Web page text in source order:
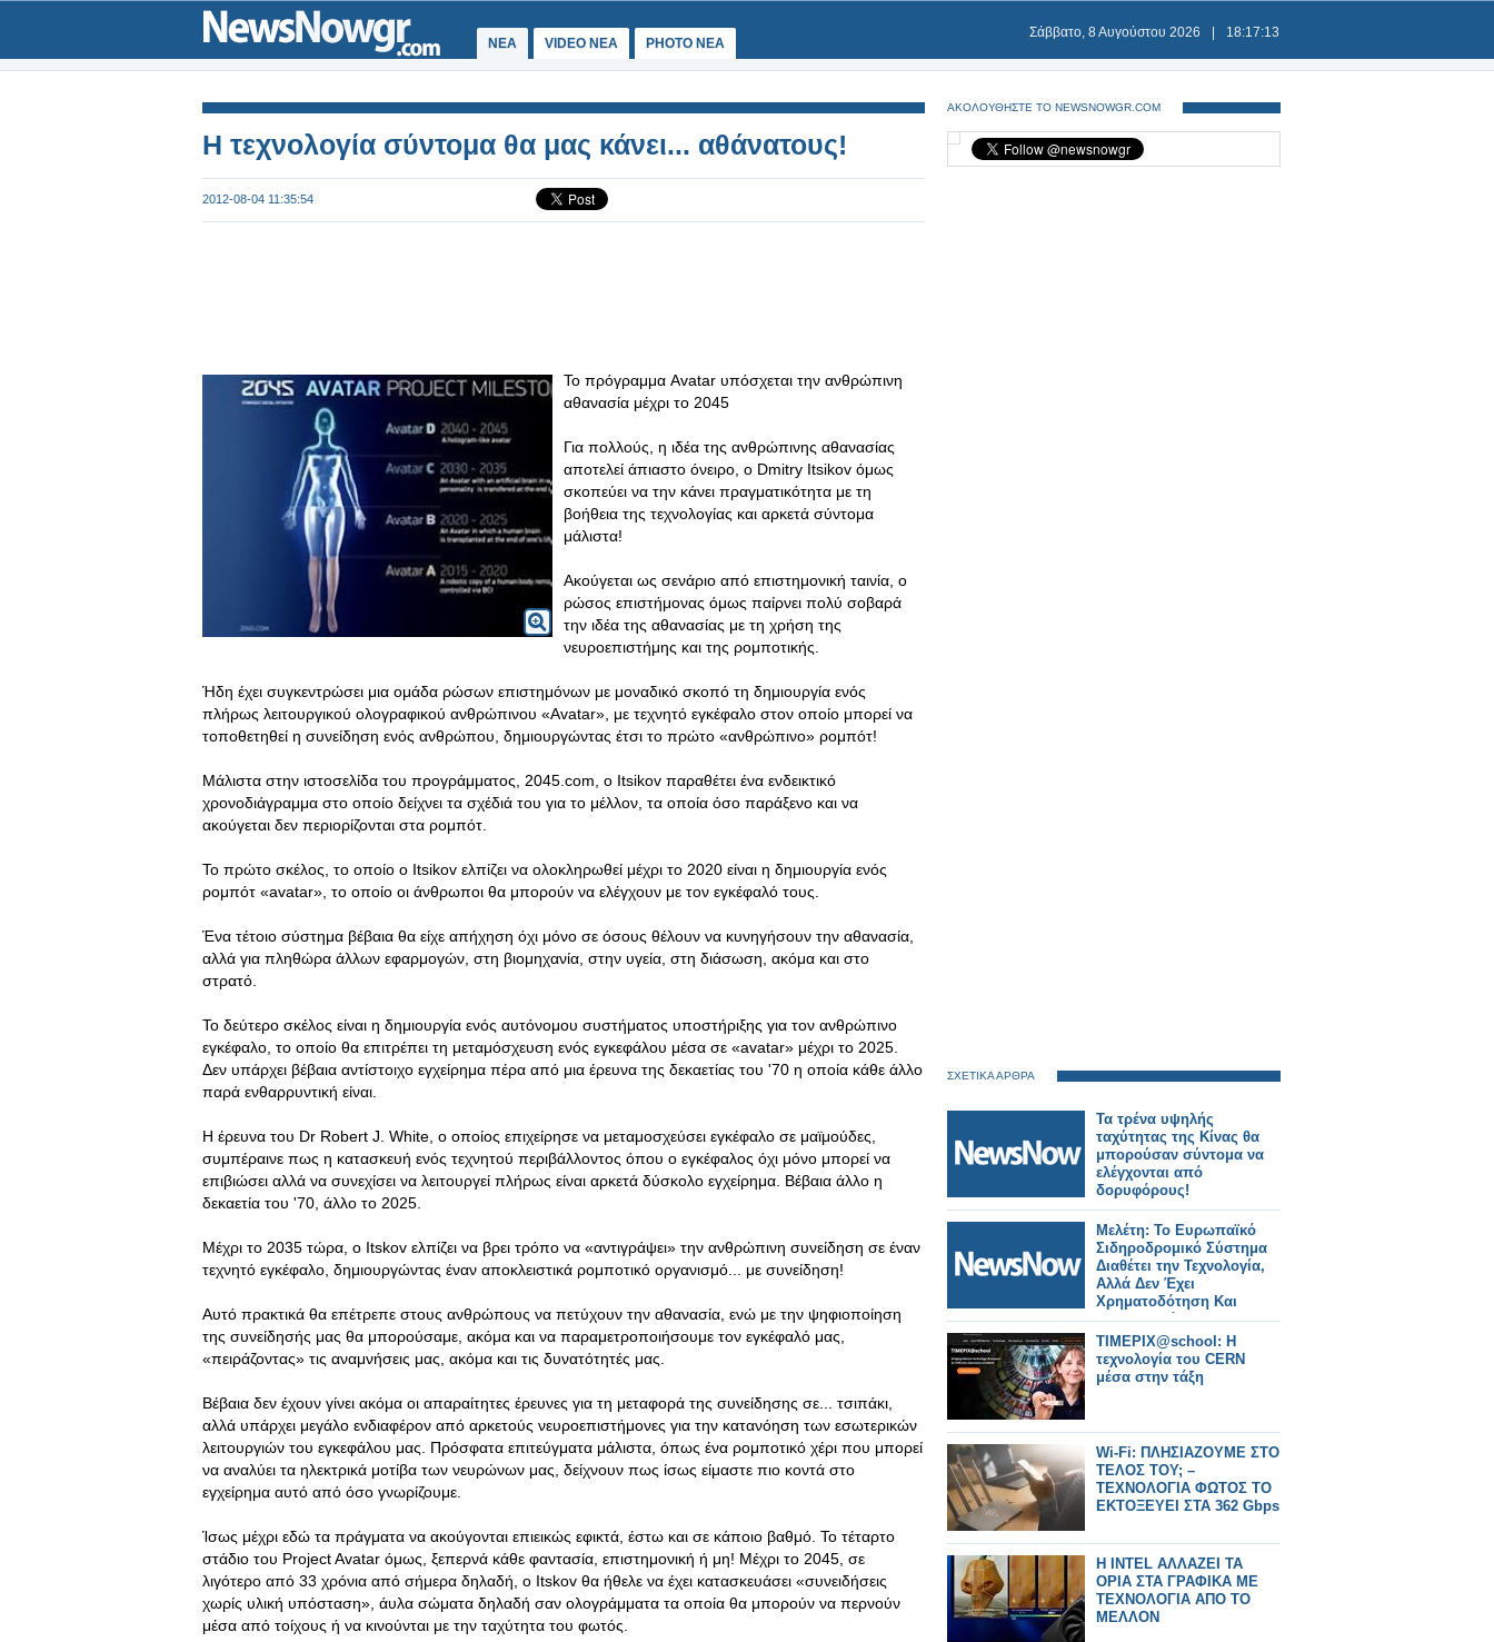
ΝΕΑ VIDEO NEA PHOTO NEA
Σάββατο, 8 Αυγούστου 2026 18:17:14
Η τεχνολογία σύντομα θα μας κάνει... αθάνατους!
2012-08-04 11:35:54
Το πρόγραμμα Avatar υπόσχεται την ανθρώπινη
αθανασία μέχρι το 2045
Για πολλούς, η ιδέα της ανθρώπινης αθανασίας
αποτελεί άπιαστο όνειρο, ο Dmitry Itsikov όμως
σκοπεύει να την κάνει πραγματικότητα με τη
βοήθεια της τεχνολογίας και αρκετά σύντομα
μάλιστα!
Ακούγεται ως σενάριο από επιστημονική ταινία, ο
ρώσος επιστήμονας όμως παίρνει πολύ σοβαρά
την ιδέα της αθανασίας με τη χρήση της
νευροεπιστήμης και της ρομποτικής.
Ήδη έχει συγκεντρώσει μια ομάδα ρώσων επιστημόνων με μοναδικό σκοπό τη δημιουργία ενός
πλήρως λειτουργικού ολογραφικού ανθρώπινου «Avatar», με τεχνητό εγκέφαλο στον οποίο μπορεί να
τοποθετηθεί η συνείδηση ενός ανθρώπου, δημιουργώντας έτσι το πρώτο «ανθρώπινο» ρομπότ!
Μάλιστα στην ιστοσελίδα του προγράμματος, 2045.com, ο Itsikov παραθέτει ένα ενδεικτικό
χρονοδιάγραμμα στο οποίο δείχνει τα σχέδιά του για το μέλλον, τα οποία όσο παράξενο και να
ακούγεται δεν περιορίζονται στα ρομπότ.
Το πρώτο σκέλος, το οποίο ο Itsikov ελπίζει να ολοκληρωθεί μέχρι το 2020 είναι η δημιουργία ενός
ρομπότ «avatar», το οποίο οι άνθρωποι θα μπορούν να ελέγχουν με τον εγκέφαλό τους.
Ένα τέτοιο σύστημα βέβαια θα είχε απήχηση όχι μόνο σε όσους θέλουν να κυνηγήσουν την αθανασία,
αλλά για πληθώρα άλλων εφαρμογών, στη βιομηχανία, στην υγεία, στη διάσωση, ακόμα και στο
στρατό.
Το δεύτερο σκέλος είναι η δημιουργία ενός αυτόνομου συστήματος υποστήριξης για τον ανθρώπινο
εγκέφαλο, το οποίο θα επιτρέπει τη μεταμόσχευση ενός εγκεφάλου μέσα σε «avatar» μέχρι το 2025.
Δεν υπάρχει βέβαια αντίστοιχο εγχείρημα πέρα από μια έρευνα της δεκαετίας του '70 η οποία κάθε άλλο
παρά ενθαρρυντική είναι.
Η έρευνα του Dr Robert J. White, ο οποίος επιχείρησε να μεταμοσχεύσει εγκέφαλο σε μαϊμούδες,
συμπέραινε πως η κατασκευή ενός τεχνητού περιβάλλοντος όπου ο εγκέφαλος όχι μόνο μπορεί να
επιβιώσει αλλά να συνεχίσει να λειτουργεί πλήρως είναι αρκετά δύσκολο εγχείρημα. Βέβαια άλλο η
δεκαετία του '70, άλλο το 2025.
Μέχρι το 2035 τώρα, ο Itskov ελπίζει να βρει τρόπο να «αντιγράψει» την ανθρώπινη συνείδηση σε έναν
τεχνητό εγκέφαλο, δημιουργώντας έναν αποκλειστικά ρομποτικό οργανισμό... με συνείδηση!
Αυτό πρακτικά θα επέτρεπε στους ανθρώπους να πετύχουν την αθανασία, ενώ με την ψηφιοποίηση
της συνείδησής μας θα μπορούσαμε, ακόμα και να παραμετροποιήσουμε τον εγκέφαλό μας,
«πειράζοντας» τις αναμνήσεις μας, ακόμα και τις δυνατότητές μας.
Βέβαια δεν έχουν γίνει ακόμα οι απαραίτητες έρευνες για τη μεταφορά της συνείδησης σε... τσιπάκι,
αλλά υπάρχει μεγάλο ενδιαφέρον από αρκετούς νευροεπιστήμονες για την κατανόηση των εσωτερικών
λειτουργιών του εγκεφάλου μας. Πρόσφατα επιτεύγματα μάλιστα, όπως ένα ρομποτικό χέρι που μπορεί
να αναλύει τα ηλεκτρικά μοτίβα των νευρώνων μας, δείχνουν πως ίσως είμαστε πιο κοντά στο
εγχείρημα αυτό από όσο γνωρίζουμε.
Ίσως μέχρι εδώ τα πράγματα να ακούγονται επιεικώς εφικτά, έστω και σε κάποιο βαθμό. Το τέταρτο
στάδιο του Project Avatar όμως, ξεπερνά κάθε φαντασία, επιστημονική ή μη! Μέχρι το 2045, σε
λιγότερο από 33 χρόνια από σήμερα δηλαδή, ο Itskov θα ήθελε να έχει κατασκευάσει «συνειδήσεις
χωρίς υλική υπόσταση», άυλα σώματα δηλαδή σαν ολογράμματα τα οποία θα μπορούν να περνούν
μέσα από τοίχους ή να κινούνται με την ταχύτητα του φωτός.
ΑΚΟΛΟΥΘΗΣΤΕ ΤΟ NEWSNOWGR.COM
ΣΧΕΤΙΚΑ ΑΡΘΡΑ
Τα τρένα υψηλής
ταχύτητας της Κίνας θα
μπορούσαν σύντομα να
ελέγχονται από
δορυφόρους!
Μελέτη: Το Ευρωπαϊκό
Σιδηροδρομικό Σύστημα
Διαθέτει την Τεχνολογία,
Αλλά Δεν Έχει
Χρηματοδότηση Και
Συντονισμό.
TIMEPIX@school: Η
τεχνολογία του CERN
μέσα στην τάξη
Wi-Fi: ΠΛΗΣΙΑΖΟΥΜΕ ΣΤΟ
ΤΕΛΟΣ ΤΟΥ; –
ΤΕΧΝΟΛΟΓΙΑ ΦΩΤΟΣ ΤΟ
ΕΚΤΟΞΕΥΕΙ ΣΤΑ 362 Gbps
H INTEL ΑΛΛΑΖΕΙ ΤΑ
ΟΡΙΑ ΣΤΑ ΓΡΑΦΙΚΑ ΜΕ
ΤΕΧΝΟΛΟΓΙΑ ΑΠΟ ΤΟ
ΜΕΛΛΟΝ